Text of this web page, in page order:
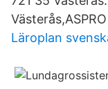
Läroplan